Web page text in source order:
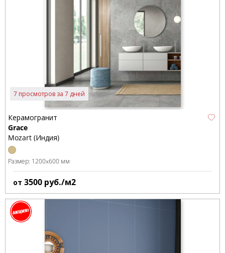
7 просмотров за 7 дней
Керамогранит
Grace
Mozart (Индия)
Размер: 1200x600 мм
от 3500 руб./м2